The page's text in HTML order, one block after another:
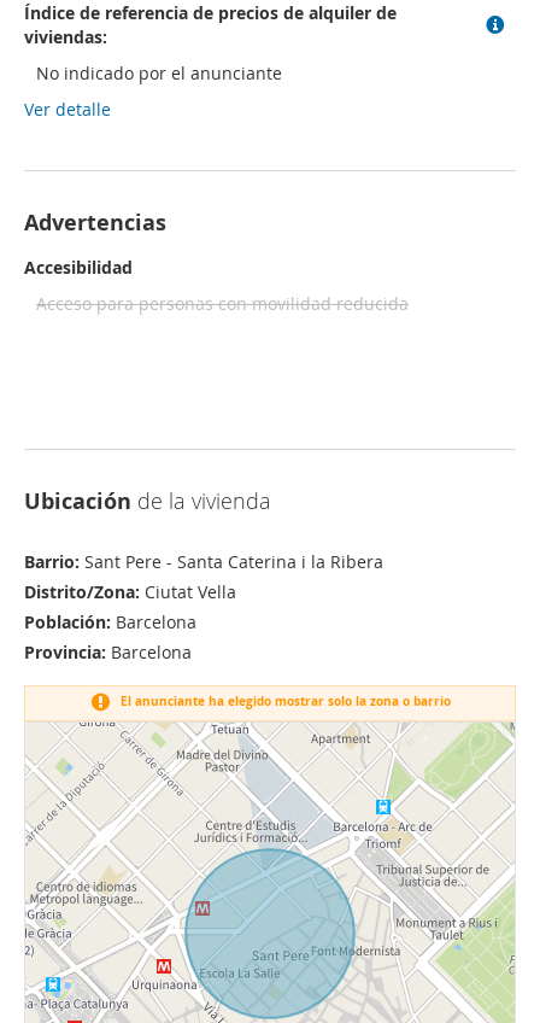
Índice de referencia de precios de alquiler de
viviendas:
No indicado por el anunciante
Ver detalle
Advertencias
Accesibilidad
Acceso para personas con movilidad reducida
Ubicación de la vivienda
Barrio: Sant Pere - Santa Caterina i la Ribera
Distrito/Zona: Ciutat Vella
Población: Barcelona
Provincia: Barcelona
El anunciante ha elegido mostrar solo la zona o barrio